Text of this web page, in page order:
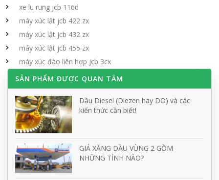
xe lu rung jcb 116d
máy xúc lật jcb 422 zx
máy xúc lật jcb 432 zx
máy xúc lật jcb 455 zx
máy xúc đào liên hợp jcb 3cx
SẢN PHẨM ĐƯỢC QUAN TÂM
Dầu Diesel (Diezen hay DO) và các
kiến thức cần biết!
GIÁ XĂNG DẦU VÙNG 2 GỒM
NHỮNG TỈNH NÀO?